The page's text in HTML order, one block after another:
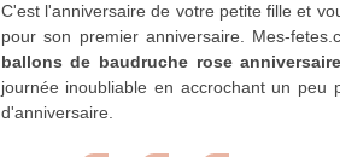
C'est l'anniversaire de votre petite fille et
pour son premier anniversaire. Mes-
ballons de baudruche rose
journée inoubliable en accrochant un peu
d'anniversaire.